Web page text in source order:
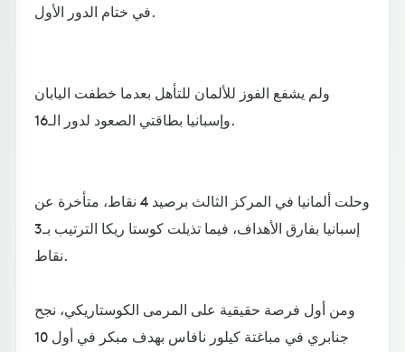
في ختام الدور الأول.
ولم يشفع الفوز للألمان للتأهل بعدما خطفت اليابان
وإسبانيا بطاقتي الصعود لدور الـ16.
وحلت ألمانيا في المركز الثالث برصيد 4 نقاط، متأخرة عن
إسبانيا بفارق الأهداف، فيما تذيلت كوستا ريكا الترتيب بـ3
نقاط.
ومن أول فرصة حقيقية على المرمى الكوستاريكي، نجح
جنابري في مباغتة كيلور نافاس بهدف مبكر في أول 10